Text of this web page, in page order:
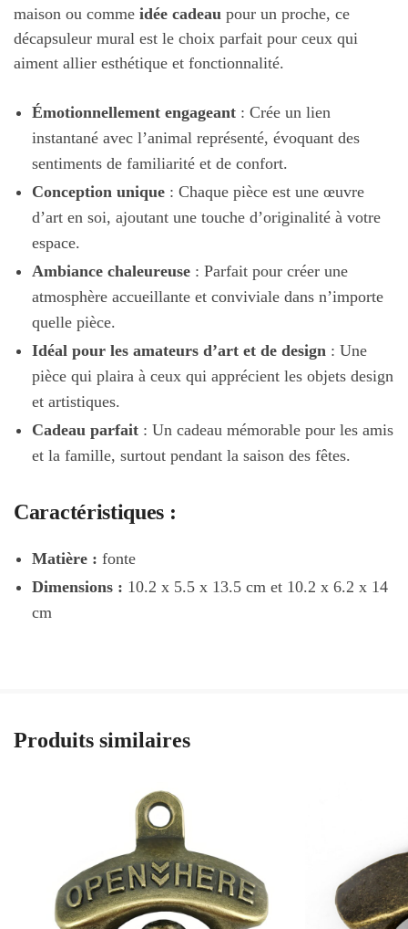
maison ou comme idée cadeau pour un proche, ce
décapsuleur mural est le choix parfait pour ceux qui
aiment allier esthétique et fonctionnalité.
Émotionnellement engageant : Crée un lien
instantané avec l’animal représenté, évoquant des
sentiments de familiarité et de confort.
Conception unique : Chaque pièce est une œuvre
d’art en soi, ajoutant une touche d’originalité à votre
espace.
Ambiance chaleureuse : Parfait pour créer une
atmosphère accueillante et conviviale dans n’importe
quelle pièce.
Idéal pour les amateurs d’art et de design : Une
pièce qui plaira à ceux qui apprécient les objets design
et artistiques.
Cadeau parfait : Un cadeau mémorable pour les amis
et la famille, surtout pendant la saison des fêtes.
Caractéristiques :
Matière : fonte
Dimensions : 10.2 x 5.5 x 13.5 cm et 10.2 x 6.2 x 14
cm
Produits similaires